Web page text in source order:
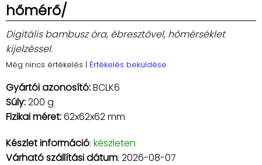
hőmérő/
Digitális bambusz óra, ébresztővel, hőmérséklet
kijelzéssel.
Még nincs értékelés | Értékelés beküldése
Gyártói azonosító:BCLK6
Súly:200 g
Fizikai méret:62x62x62 mm
Készlet információ: készleten
Várható szállítási dátum: 2026-08-07